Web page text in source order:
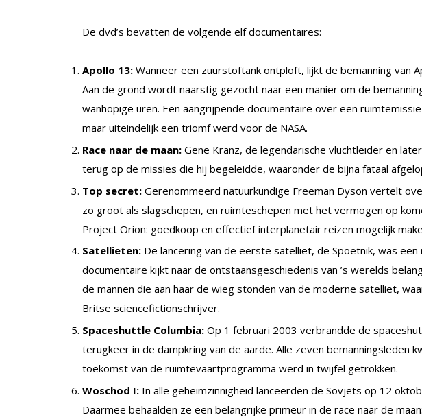
De dvd’s bevatten de volgende elf documentaires:
Apollo 13: Wanneer een zuurstoftank ontploft, lijkt de bemanning van
Aan de grond wordt naarstig gezocht naar een manier om de
wanhopige uren. Een aangrijpende documentaire over een
maar uiteindelijk een triomf werd voor de NASA.
Race naar de maan: Gene Kranz, de legendarische vluchtleider en
terug op de missies die hij begeleidde, waaronder de bijna fataal
Top secret: Gerenommeerd natuurkundige Freeman Dyson vertelt
zo groot als slagschepen, en ruimteschepen met het vermogen op
Project Orion: goedkoop en effectief interplanetair reizen mogelijk
Satellieten: De lancering van de eerste satelliet, de Spoetnik, was
documentaire kijkt naar de ontstaansgeschiedenis van ’s werelds
de mannen die aan haar de wieg stonden van de moderne satelliet,
Britse sciencefictionschrijver.
Spaceshuttle Columbia: Op 1 februari 2003 verbrandde de
terugkeer in de dampkring van de aarde. Alle zeven bemanningsleden
toekomst van de ruimtevaartprogramma werd in twijfel getrokken.
Woschod I: In alle geheimzinnigheid lanceerden de Sovjets op 12
Daarmee behaalden ze een belangrijke primeur in de race naar de